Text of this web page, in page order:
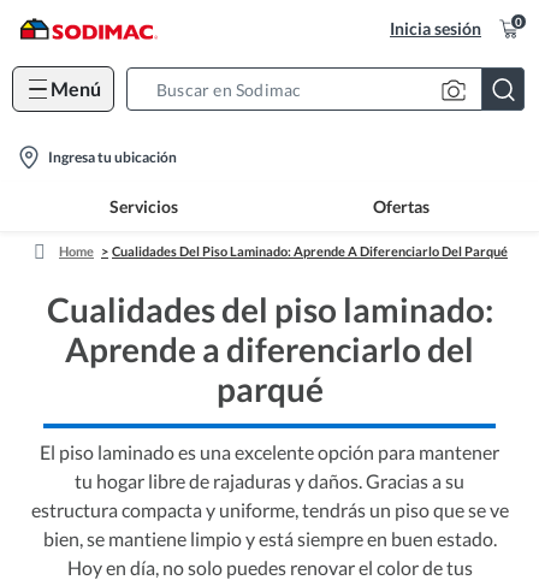
Inicia sesión 0
Menú
location-
Ingresa tu ubicación
Servicios Ofertas
Home Cualidades Del Piso Laminado: Aprende A Diferenciarlo Del Parqué
Cualidades del piso laminado:
Aprende a diferenciarlo del
parqué
El piso laminado es una excelente opción para mantener
tu hogar libre de rajaduras y daños. Gracias a su
estructura compacta y uniforme, tendrás un piso que se ve
bien, se mantiene limpio y está siempre en buen estado.
Hoy en día, no solo puedes renovar el color de tus